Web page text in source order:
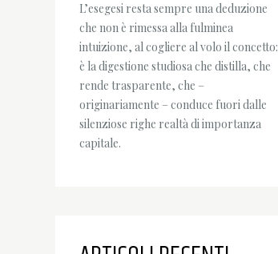
L’esegesi resta sempre una deduzione
che non è rimessa alla fulminea
intuizione, al cogliere al volo il concetto:
è la digestione studiosa che distilla, che
rende trasparente, che –
originariamente – conduce fuori dalle
silenziose righe realtà di importanza
capitale.